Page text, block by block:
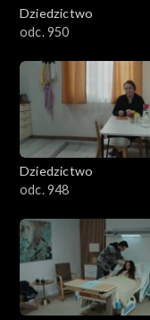
Dziedzictwo
odc. 950
Dziedzictwo
odc. 948